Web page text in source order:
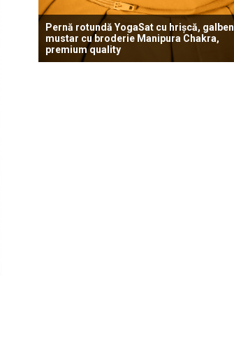
Pernă rotundă YogaSat cu hrișcă, galben
mustar cu broderie Manipura Chakra,
premium quality